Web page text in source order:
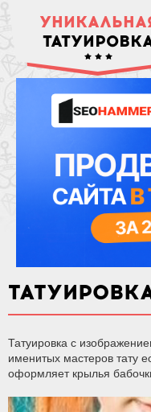
Татуировка с
именитых мастеров тату
оформляет крылья